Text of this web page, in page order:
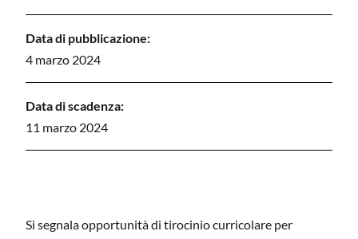
Data di pubblicazione:
4 marzo 2024
Data di scadenza:
11 marzo 2024
Si segnala opportunità di tirocinio curricolare per